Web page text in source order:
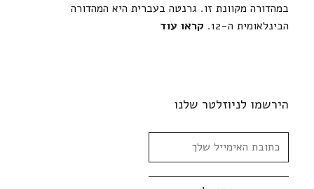
במהדורה מקוונת זו. גרנטה בעברית היא המהדורה
הבינלאומית ה-12.
קראו עוד
הירשמו לניוזלטר שלנו